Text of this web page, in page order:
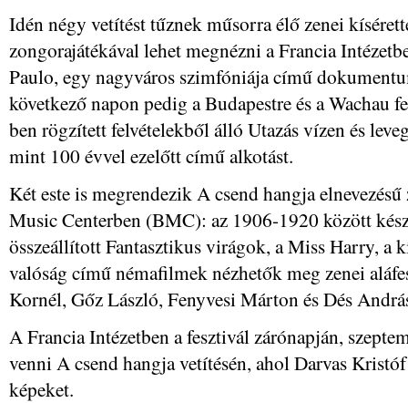
Idén négy vetítést tűznek műsorra élő zenei
zongorajátékával lehet megnézni a Francia
Paulo, egy nagyváros szimfóniája című
következő napon pedig a Budapestre és a
ben rögzített felvételekből álló Utazás vízen és
mint 100 évvel ezelőtt című alkotást.
Két este is megrendezik A csend hangja
Music Centerben (BMC): az 1906-1920 között
összeállított Fantasztikus virágok, a Miss Harry, a
valóság című némafilmek nézhetők meg zenei
Kornél, Gőz László, Fenyvesi Márton és Dés
A Francia Intézetben a fesztivál zárónapján,
venni A csend hangja vetítésén, ahol Darvas
képeket.